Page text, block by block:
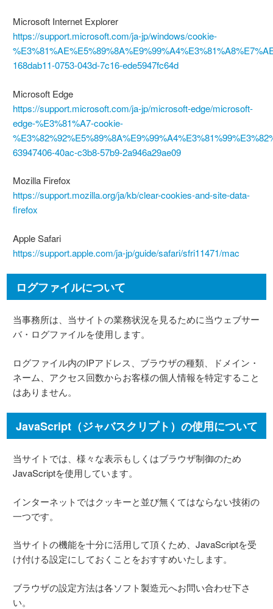
Microsoft Internet Explorer
https://support.microsoft.com/ja-jp/windows/cookie-
168dab11-0753-043d-7c16-ede5947fc64d
Microsoft Edge
https://support.microsoft.com/ja-jp/microsoft-edge/microsoft-
edge-%E3%81%A7-cookie-
63947406-40ac-c3b8-57b9-2a946a29ae09
Mozilla Firefox
https://support.mozilla.org/ja/kb/clear-cookies-and-site-data-
firefox
Apple Safari
https://support.apple.com/ja-jp/guide/safari/sfri11471/mac
ログファイルについて
当事務所は、当サイトの業務状況を見るために当ウェブサー
バ・ログファイルを使用します。
ログファイル内のIPアドレス、ブラウザの種類、ドメイン・
ネーム、アクセス回数からお客様の個人情報を特定すること
はありません。
JavaScript（ジャバスクリプト）の使用について
当サイトでは、様々な表示もしくはブラウザ制御のため
JavaScriptを使用しています。
インターネットではクッキーと並び無くてはならない技術の
一つです。
当サイトの機能を十分に活用して頂くため、JavaScriptを受
け付ける設定にしておくことをおすすめいたします。
ブラウザの設定方法は各ソフト製造元へお問い合わせ下さ
い。